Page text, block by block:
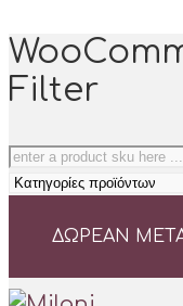
Filter
ΔΩΡΕΑΝ